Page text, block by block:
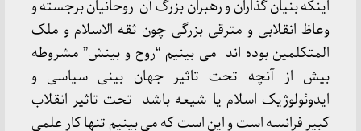
اینکه بنیان گذاران و رهبران بزرگ آن روحانیان برجسته و
وعاظ انقلابی و مترقی بزرگی چون ثقه الاسلام و ملک
المتکلمین بوده اند می بینیم “روح و بینش” مشروطه
بیش از آنچه تحت تاثیر جهان بینی سیاسی و
ایدوئولوژیک اسلام یا شیعه باشد تحت تاثیر انقلاب
کبیر فرانسه است و این است که می بینیم تنها کار علمی